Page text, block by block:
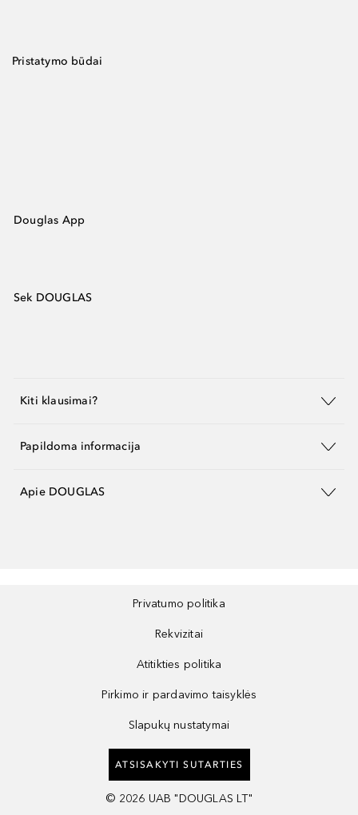
Pristatymo būdai
Douglas App
Sek DOUGLAS
Kiti klausimai?
Papildoma informacija
Apie DOUGLAS
Privatumo politika
Rekvizitai
Atitikties politika
Pirkimo ir pardavimo taisyklės
Slapukų nustatymai
ATSISAKYTI SUTARTIES
© 2026 UAB "DOUGLAS LT"